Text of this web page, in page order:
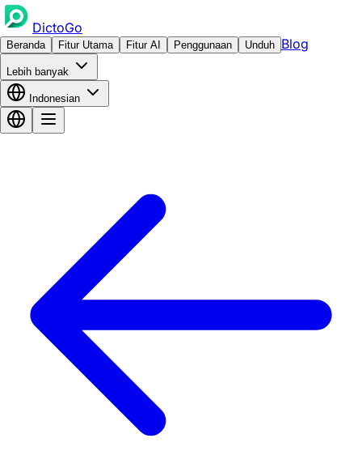
DictoGo
Beranda Fitur Utama Fitur AI Penggunaan Unduh Blog
Lebih banyak
Indonesian